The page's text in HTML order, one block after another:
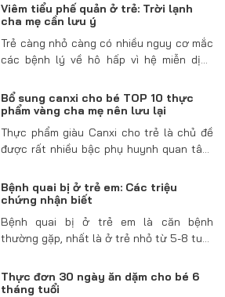
Viêm tiểu phế quản ở trẻ: Trời lạnh
cha mẹ cần lưu ý
Trẻ càng nhỏ càng có nhiều nguy cơ mắc
các bệnh lý về hô hấp vì hệ miễn dịch
khuẩn. Trong đó, viêm tiểu phế quản ở trẻ
em…
Bổ sung canxi cho bé TOP 10 thực
phẩm vàng cha mẹ nên lưu lại
Thực phẩm giàu Canxi cho trẻ là chủ đề
được rất nhiều bậc phụ huynh quan tâm.
cần thiết cho sự phát triển của xương và
răng ở…
Bệnh quai bị ở trẻ em: Các triệu
chứng nhận biết
Bệnh quai bị ở trẻ em là căn bệnh
thường gặp, nhất là ở trẻ nhỏ từ 5-8 tuổi.
lại nhiều biến chứng nghiêm trọng trên
đường sinh dục…
Thực đơn 30 ngày ăn dặm cho bé 6
tháng tuổi